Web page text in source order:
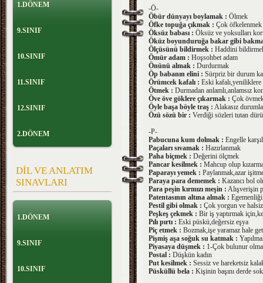
1.DÖNEM
9.SINIF
10.SINIF
11.SINIF
12.SINIF
2.DÖNEM
DİL VE ANLATIM
SINAVLARI
1.DÖNEM
9.SINIF
10.SINIF
-Ö-
Öbür dünyayı boylamak : Ölmek
Öfke topuğa çıkmak : Çok öfkelenmek
Öksüz babası : Öksüz ve yoksulları
Öküz boyunduruğa bakar gibi
Ölçüsünü bildirmek : Haddini
Ömür adam : Hoşsohbet adam
Önünü almak : Durdurmak
Öp babanın elini : Sürpriz bir durum
Örümcek kafalı : Eski
Ötmek : Durmadan anlamlı,anlamsız
Öve öve göklere çıkarmak : Çok
Öyle başa böyle traş : Alakasız
Özü sözü bir : Verdiği sözleri tutan
-P-
Pabucuna kum dolmak : Engelle
Paçaları sıvamak : Hazırlanmak
Paha biçmek : Değerini ölçmek
Pancar kesilmek : Mahcup olup
Paparayı yemek : Paylanmak,azar
Paraya para dememek : Kazancı bol
Para peşin kırmızı meşin : Alışverişin
Patentasının altına almak : Egemenliği
Pestil gibi olmak : Çok yorgun ve
Peşkeş çekmek : Bir iş yaptırmak
Pılı pırtı : Eski püskü,değersiz eşya
Piç etmek : Bozmak,işe yaramaz hale
Pişmiş aşa soğuk su katmak :
Piyasaya düşmek : 1-Çok bulunur
Postal : Düşkün kadın
Put kesilmek : Sessiz ve hareketsiz
Püsküllü bela : Kişinin başını derde